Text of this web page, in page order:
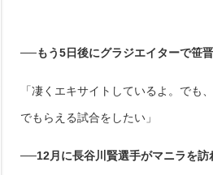
──もう5日後にグラジエイターで笹
「凄くエキサイトしているよ。でも
でもらえる試合をしたい」
──12月に長谷川賢選手がマニラを訪